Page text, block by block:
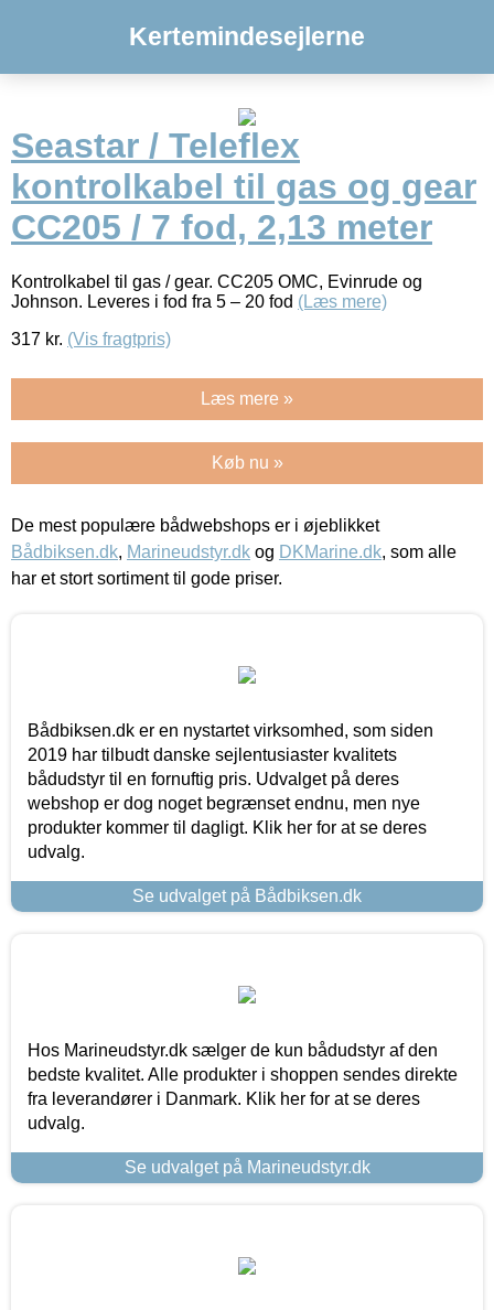
Kertemindesejlerne
Seastar / Teleflex
kontrolkabel til gas og gear
CC205 / 7 fod, 2,13 meter
Kontrolkabel til gas / gear. CC205 OMC, Evinrude og
Johnson. Leveres i fod fra 5 – 20 fod (Læs mere)
317 kr. (Vis fragtpris)
Læs mere »
Køb nu »
De mest populære bådwebshops er i øjeblikket
Bådbiksen.dk, Marineudstyr.dk og DKMarine.dk, som alle
har et stort sortiment til gode priser.
Bådbiksen.dk er en nystartet virksomhed, som siden
2019 har tilbudt danske sejlentusiaster kvalitets
bådudstyr til en fornuftig pris. Udvalget på deres
webshop er dog noget begrænset endnu, men nye
produkter kommer til dagligt. Klik her for at se deres
udvalg.
Se udvalget på Bådbiksen.dk
Hos Marineudstyr.dk sælger de kun bådudstyr af den
bedste kvalitet. Alle produkter i shoppen sendes direkte
fra leverandører i Danmark. Klik her for at se deres
udvalg.
Se udvalget på Marineudstyr.dk